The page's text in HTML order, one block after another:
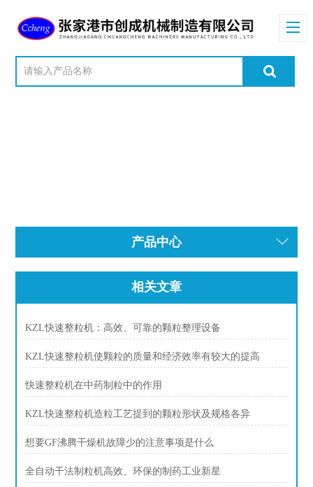
产品中心
相关文章
KZL快速整粒机：高效、可靠的颗粒整理设备
KZL快速整粒机使颗粒的质量和经济效率有较大的提高
快速整粒机在中药制粒中的作用
KZL快速整粒机造粒工艺提到的颗粒形状及规格各异
想要GF沸腾干燥机故障少的注意事项是什么
全自动干法制粒机高效、环保的制药工业新星